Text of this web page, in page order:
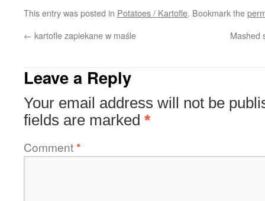
This entry was posted in Potatoes / Kartofle. Bookmark the
← kartofle zapiekane w maśle Mashed
Leave a Reply
Your email address will not be
fields are marked *
Comment*